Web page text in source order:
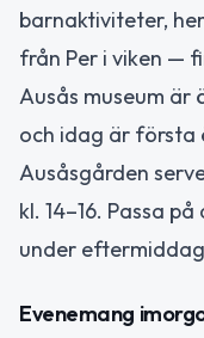
barnaktiviteter,
från Per i viken —
Ausås museum är
och idag är första
Ausåsgården
kl. 14–16. Passa
under
Evenemang